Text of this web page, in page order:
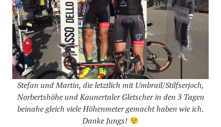
Stefan und Martin, die letztlich mit Umbrail/Stilfserjoch,
Norbertshöhe und Kaunertaler Gletscher in den 3 Tagen
beinahe gleich viele Höhenmeter gemacht haben wie ich.
Danke Jungs!